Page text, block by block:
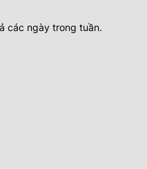
các ngày trong tuần.